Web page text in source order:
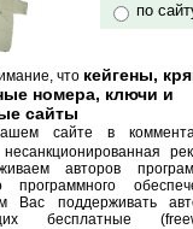
по
что кейгены,
номера, ключи и
сайты
сайте в
авторов
программного
Вас поддерживать
бесплатные